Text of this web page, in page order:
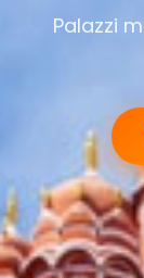
Palazzi